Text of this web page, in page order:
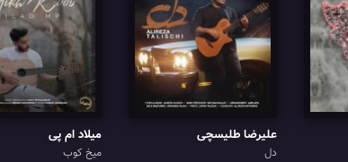
علیرضا طلیسچی
دل
میلاد ام پی
میخ کوب